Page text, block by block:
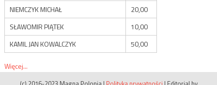
NIEMCZYK MICHAŁ
20,00
SŁAWOMIR PIĄTEK
10,00
KAMIL JAN KOWALCZYK
50,00
Więcej...